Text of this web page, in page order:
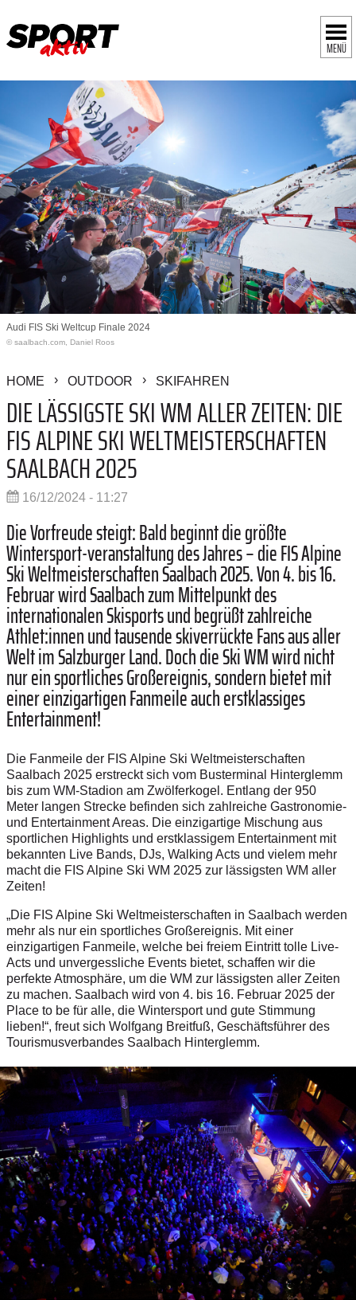
MENÜ
Audi FIS Ski Weltcup Finale 2024
© saalbach.com, Daniel Roos
HOME OUTDOOR SKIFAHREN
DIE LÄSSIGSTE SKI WM ALLER ZEITEN: DIE
FIS ALPINE SKI WELTMEISTERSCHAFTEN
SAALBACH 2025
16/12/2024 - 11:27
Die Vorfreude steigt: Bald beginnt die größte
Wintersport-veranstaltung des Jahres – die FIS Alpine
Ski Weltmeisterschaften Saalbach 2025. Von 4. bis 16.
Februar wird Saalbach zum Mittelpunkt des
internationalen Skisports und begrüßt zahlreiche
Athlet:innen und tausende skiverrückte Fans aus aller
Welt im Salzburger Land. Doch die Ski WM wird nicht
nur ein sportliches Großereignis, sondern bietet mit
einer einzigartigen Fanmeile auch erstklassiges
Entertainment!
Die Fanmeile der FIS Alpine Ski Weltmeisterschaften
Saalbach 2025 erstreckt sich vom Busterminal Hinterglemm
bis zum WM-Stadion am Zwölferkogel. Entlang der 950
Meter langen Strecke befinden sich zahlreiche Gastronomie-
und Entertainment Areas. Die einzigartige Mischung aus
sportlichen Highlights und erstklassigem Entertainment mit
bekannten Live Bands, DJs, Walking Acts und vielem mehr
macht die FIS Alpine Ski WM 2025 zur lässigsten WM aller
Zeiten!
„Die FIS Alpine Ski Weltmeisterschaften in Saalbach werden
mehr als nur ein sportliches Großereignis. Mit einer
einzigartigen Fanmeile, welche bei freiem Eintritt tolle Live-
Acts und unvergessliche Events bietet, schaffen wir die
perfekte Atmosphäre, um die WM zur lässigsten aller Zeiten
zu machen. Saalbach wird von 4. bis 16. Februar 2025 der
Place to be für alle, die Wintersport und gute Stimmung
lieben!“, freut sich Wolfgang Breitfuß, Geschäftsführer des
Tourismusverbandes Saalbach Hinterglemm.